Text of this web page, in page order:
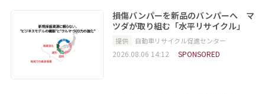
損傷バンパーを新品のバンパーへ マ
ツダが取り組む「水平リサイクル」
提供 自動車リサイクル促進センター
2026.08.06 14:12 SPONSORED